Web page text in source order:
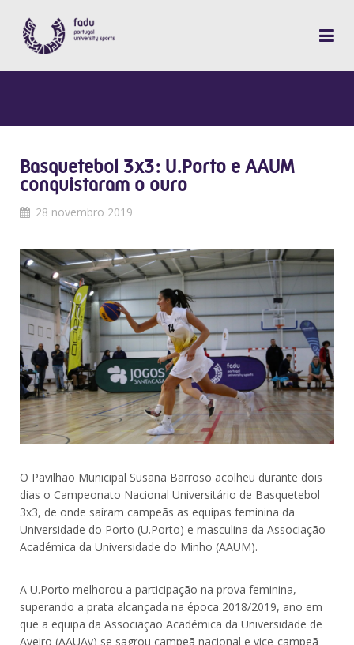
Basquetebol 3x3: U.Porto e AAUM
conquistaram o ouro
28 novembro 2019
O Pavilhão Municipal Susana Barroso acolheu durante dois
dias o Campeonato Nacional Universitário de Basquetebol
3x3, de onde saíram campeãs as equipas feminina da
Universidade do Porto (U.Porto) e masculina da Associação
Académica da Universidade do Minho (AAUM).
A U.Porto melhorou a participação na prova feminina,
superando a prata alcançada na época 2018/2019, ano em
que a equipa da Associação Académica da Universidade de
Aveiro (AAUAv) se sagrou campeã nacional e vice-campeã